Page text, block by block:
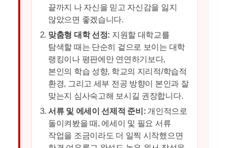
끝까지 나 자신을 믿고 자신감을 잃지
않았으면 좋겠습니다.
맞춤형 대학 선정: 지원할 대학교를
탐색할 때는 단순히 겉으로 보이는 대학
랭킹이나 평판에만 연연하기보다,
본인의 학습 성향, 학교의 지리적/학습적
환경, 그리고 세부 전공 방향이 본인과 잘
맞는지 심사숙고해 보시길 권장합니다.
서류 및 에세이 선제적 준비: 개인적으로
돌이켜봤을 때, 에세이 및 필요 서류
작업을 조금이라도 더 일찍 시작했으면